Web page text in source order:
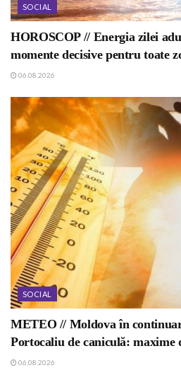
SOCIAL
HOROSCOP // Energia zilei
momente decisive pentru toate
06.08.2026
SOCIAL
METEO // Moldova în
Portocaliu de caniculă: maxime
06.08.2026